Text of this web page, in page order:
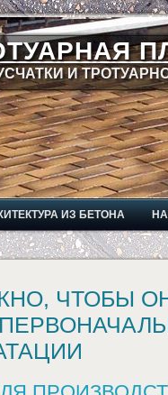
И
ИЗ БЕТОНА
ЧТОБЫ